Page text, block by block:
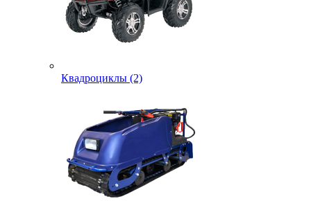
Квадроциклы (2)